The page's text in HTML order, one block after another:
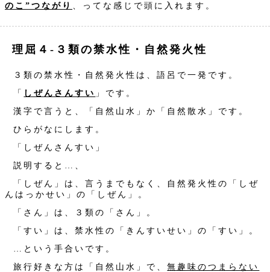
のこ”つながり
、ってな感じで頭に入れます。
理屈４‐３類の禁水性・自然発火性
３類の禁水性・自然発火性は、語呂で一発です。
「 しぜんさんすい 」です。
漢字で言うと、「自然山水」か「自然散水」です。
ひらがなにします。
「しぜんさんすい」
説明すると…、
「しぜん」は、言うまでもなく、自然発火性の「しぜ
んはっかせい」の「しぜん」。
「さん」は、３類の「さん」。
「すい」は、禁水性の「きんすいせい」の「すい」。
…という手合いです。
旅行好きな方は「自然山水」で、無趣味のつまらない